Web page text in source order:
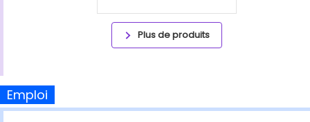
Plus de produits
Emploi